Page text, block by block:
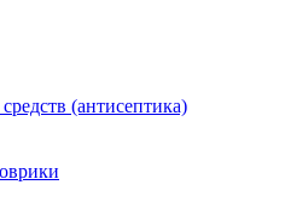
(антисептика)